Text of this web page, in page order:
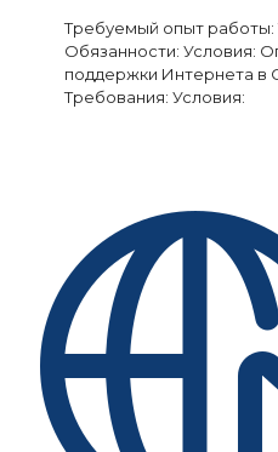
Требуемый опыт работы:
Обязанности: Условия:
поддержки Интернета в
Требования: Условия: